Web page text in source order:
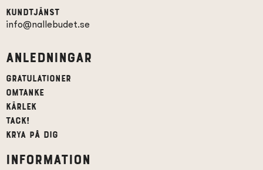
Kundtjänst
info@nallebudet.se
Anledningar
Gratulationer
Omtanke
Kärlek
Tack!
Krya på dig
Information